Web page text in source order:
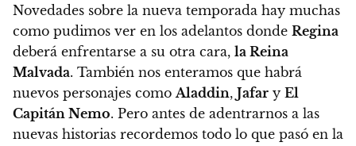
Novedades sobre la nueva temporada hay muchas
como pudimos ver en los adelantos donde Regina
deberá enfrentarse a su otra cara, la Reina
Malvada. También nos enteramos que habrá
nuevos personajes comoAladdin, Jafar y El
Capitán Nemo. Pero antes de adentrarnos a las
nuevas historias recordemos todo lo que pasó en la